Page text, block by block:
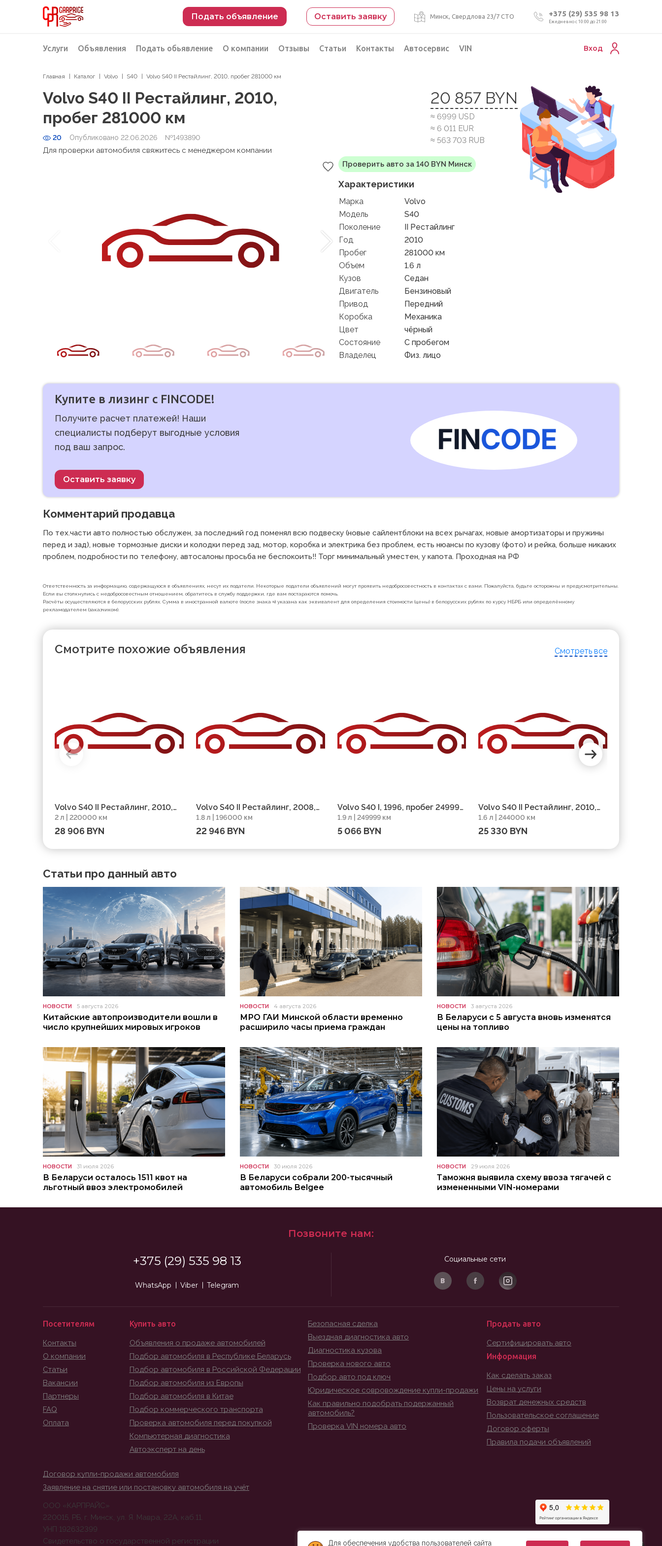
Подать объявление Оставить заявку Минск, Свердлова 23/7 СТО +375 (29) 535 98 13
Ежедневно с 10:00 до 21:00
Услуги
Подбор автомобиля
Подбор автомобиля из Российской Федерации
Подбор автомобиля из Европы
Проверка автомобиля перед покупкой
Проверка VIN номера авто
Пригон авто из Беларуси
Подбор мотоцикла
Объявления Подать обьявление
Разместить объявление о продаже
О компании Отзывы Статьи Контакты Автосервис VIN Вход
Главная Каталог Volvo S40 Volvo S40 II Рестайлинг, 2010, пробег 281000 км
Volvo S40 II Рестайлинг, 2010,
пробег 281000 км
20 Опубликовано 22.06.2026 №1493890
20 857 BYN
≈ 6999 USD
≈ 6 011 EUR
≈ 563 703 RUB
Для проверки автомобиля свяжитесь с менеджером компании
Проверить авто за 140 BYN Минск
Характеристики
Марка
Volvo
Модель
S40
Поколение
II Рестайлинг
Год
2010
Пробег
281000 км
Объем
1.6 л
Кузов
Седан
Двигатель
Бензиновый
Привод
Передний
Коробка
Механика
Цвет
чёрный
Состояние
C пробегом
Владелец
Физ. лицо
Купите в лизинг с FINCODE!
Получите расчет платежей! Наши
специалисты подберут выгодные условия
под ваш запрос.
Оставить заявку
Комментарий продавца
По тех.части авто полностью обслужен, за последний год поменял всю подвеску (новые сайлентблоки на всех рычагах, новые амортизаторы и пружины
перед и зад), новые тормозные диски и колодки перед зад, мотор, коробка и электрика без проблем, есть нюансы по кузову (фото) и рейка, больше никаких
проблем, подробности по телефону, автосалоны просьба не беспокоить!! Торг минимальный уместен, у капота. Проходная на РФ
Ответственность за информацию, содержащуюся в объявлениях, несут их податели. Некоторые податели объявлений могут проявить недобросовестность в контактах с вами. Пожалуйста, будьте осторожны и предусмотрительны.
Если вы столкнулись с недобросовестным отношением, обратитесь в службу поддержки, где вам постараются помочь.
Расчёты осуществляются в белорусских рублях. Сумма в иностранной валюте (после знака ≈) указана как эквивалент для определения стоимости (цены) в белорусских рублях по курсу НБРБ или определённому
рекламодателем (заказчиком).
Смотрите похожие объявления Смотреть все
Volvo S40 II Рестайлинг, 2010,
пробег 220000 км
2 л | 220000 км
28 906 BYN
Volvo S40 II Рестайлинг, 2008,
пробег 196000 км
1.8 л | 196000 км
22 946 BYN
Volvo S40 I, 1996, пробег 249999
км
1.9 л | 249999 км
5 066 BYN
Volvo S40 II Рестайлинг, 2010,
пробег 244000 км
1.6 л | 244000 км
25 330 BYN
Статьи про данный авто
НОВОСТИ 5 августа 2026
Китайские автопроизводители вошли в
число крупнейших мировых игроков
НОВОСТИ 4 августа 2026
МРО ГАИ Минской области временно
расширило часы приема граждан
НОВОСТИ 3 августа 2026
В Беларуси с 5 августа вновь изменятся
цены на топливо
НОВОСТИ 31 июля 2026
В Беларуси осталось 1511 квот на
льготный ввоз электромобилей
НОВОСТИ 30 июля 2026
В Беларуси собрали 200-тысячный
автомобиль Belgee
НОВОСТИ 29 июля 2026
Таможня выявила схему ввоза тягачей с
измененными VIN-номерами
Позвоните нам:
+375 (29) 535 98 13
WhatsApp Viber Telegram
Социальные сети
Посетителям
Контакты
О компании
Статьи
Вакансии
Партнеры
FAQ
Оплата
Купить авто
Объявления о продаже автомобилей
Подбор автомобиля в Республике Беларусь
Подбор автомобиля в Российской Федерации
Подбор автомобиля из Европы
Подбор автомобиля в Китае
Подбор коммерческого транспорта
Проверка автомобиля перед покупкой
Компьютерная диагностика
Автоэксперт на день
Безопасная сделка
Выездная диагностика авто
Диагностика кузова
Проверка нового авто
Подбор авто под ключ
Юридическое совровождение купли-продажи
Как правильно подобрать подержанный
автомобиль?
Проверка VIN номера авто
Продать авто
Сертифицировать авто
Информация
Как сделать заказ
Цены на услуги
Возврат денежных средств
Пользовательское соглашение
Договор оферты
Правила подачи объявлений
Договор купли-продажи автомобиля
Заявление на снятие или постановку автомобиля на учёт
ООО «КАРПРАЙС»
220015, РБ, г. Минск, ул. Я. Мавра, 22А, каб.11.
УНП 192632399
Свидетельство о государственной регистрации
Для обеспечения удобства пользователей сайта